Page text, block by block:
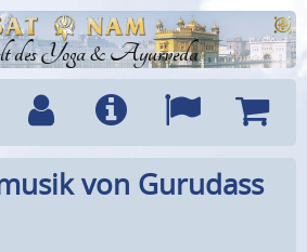
des Yoga & Ayurveda
Benutzerkonto
Info Sprachen
von Gurudass